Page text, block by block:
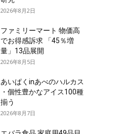
2026年8月2日
ファミリーマート 物価高
でお得感訴求 「45％増
量」13品展開
2026年8月5日
あいぱくinあべのハルカス
・個性豊かなアイス100種
揃う
2026年8月7日